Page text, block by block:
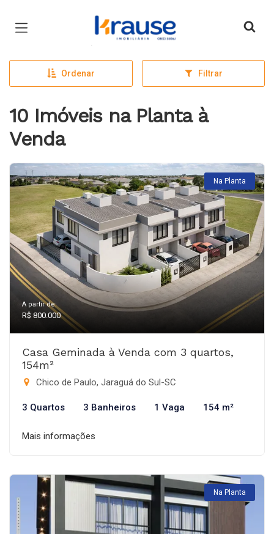
Página inicial
Ordenar Filtrar
10 Imóveis na Planta à
Venda
Na Planta
A partir de:
R$ 800.000
Casa Geminada à Venda com 3 quartos,
154m²
Chico de Paulo, Jaraguá do Sul-SC
3 Quartos 3 Banheiros 1 Vaga 154 m²
Mais informações
Na Planta